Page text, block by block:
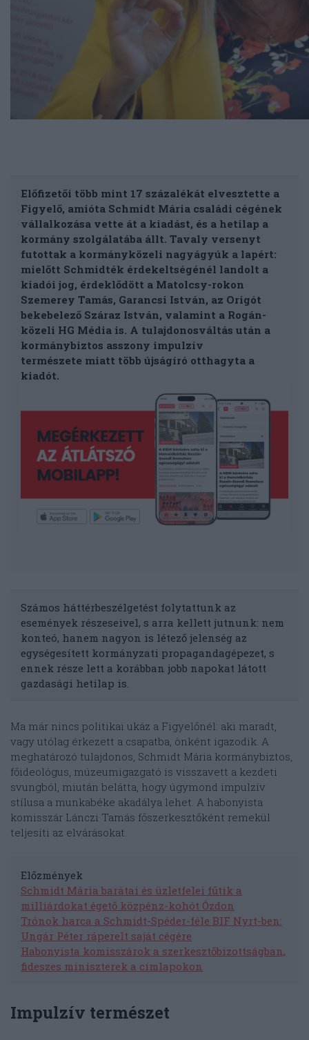
Előfizetői több mint 17 százalékát elvesztette a
Figyelő, amióta Schmidt Mária családi cégének
vállalkozása vette át a kiadást, és a hetilap a
kormány szolgálatába állt. Tavaly versenyt
futottak a kormányközeli nagyágyúk a lapért:
mielőtt Schmidték érdekeltségénél landolt a
kiadói jog, érdeklődött a Matolcsy-rokon
Szemerey Tamás, Garancsi István, az Origót
bekebelező Száraz István, valamint a Rogán-
közeli HG Média is. A tulajdonosváltás után a
kormánybiztos asszony impulzív
természete miatt több újságíró otthagyta a
kiadót.
Számos háttérbeszélgetést folytattunk az
események részeseivel, s arra kellett jutnunk: nem
konteó, hanem nagyon is létező jelenség az
egységesített kormányzati propagandagépezet, s
ennek része lett a korábban jobb napokat látott
gazdasági hetilap is.
Ma már nincs politikai ukáz a Figyelőnél: aki maradt,
vagy utólag érkezett a csapatba, önként igazodik. A
meghatározó tulajdonos, Schmidt Mária kormánybiztos,
főideológus, múzeumigazgató is visszavett a kezdeti
svungból, miután belátta, hogy úgymond impulzív
stílusa a munkabéke akadálya lehet. A habonyista
komisszár Lánczi Tamás főszerkesztőként remekül
teljesíti az elvárásokat.
Előzmények
Schmidt Mária barátai és üzletfelei fűtik a
milliárdokat égető közpénz-kohót Ózdon
Trónok harca a Schmidt-Spéder-féle BIF Nyrt-ben:
Ungár Péter ráperelt saját cégére
Habonyista komisszárok a szerkesztőbizottságban,
fideszes miniszterek a címlapokon
Impulzív természet